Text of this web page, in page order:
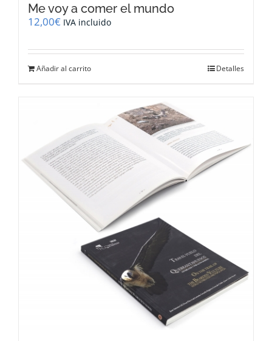
Me voy a comer el mundo
12,00€ IVA incluido
Añadir al carrito Detalles